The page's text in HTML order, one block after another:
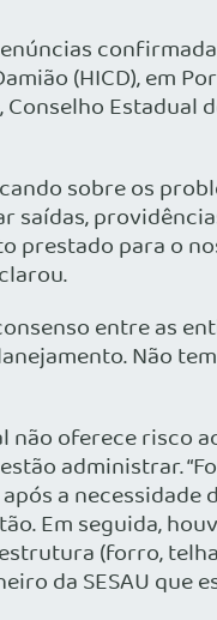
(HICD), em
, Conselho Estadual
sobre os
saídas,
prestado para o
entre as
Não
não oferece risco
administrar.
a necessidade
Em seguida,
(forro,
da SESAU que